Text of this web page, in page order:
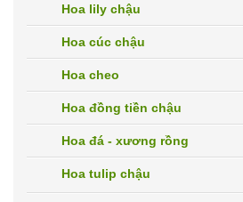
Hoa lily chậu
Hoa cúc chậu
Hoa cheo
Hoa đồng tiền chậu
Hoa đá - xương rồng
Hoa tulip chậu